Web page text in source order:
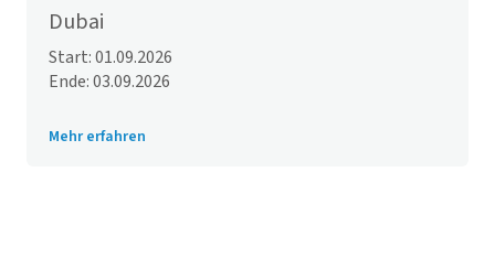
Dubai
Start: 01.09.2026
Ende: 03.09.2026
Mehr erfahren